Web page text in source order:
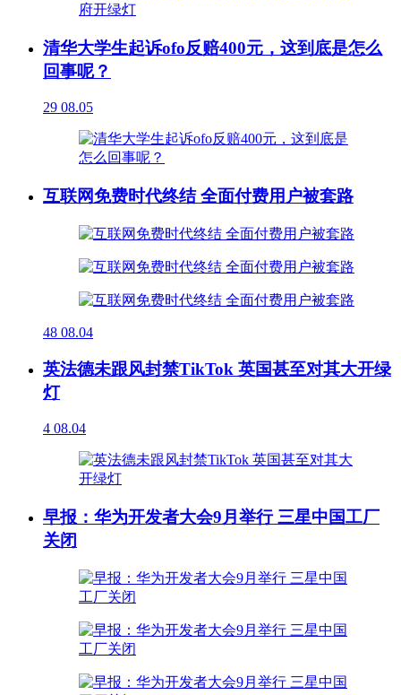
清华大学生起诉ofo反赔400元，这到底是怎么
回事呢？
29 08.05
互联网免费时代终结 全面付费用户被套路
48 08.04
英法德未跟风封禁TikTok 英国甚至对其大开绿
灯
4 08.04
早报：华为开发者大会9月举行 三星中国工厂
关闭